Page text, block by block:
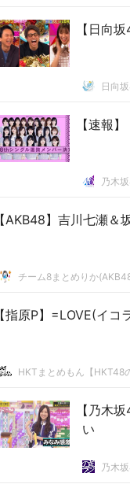
【日向
日向
【速報
乃木
【AKB48】吉川七瀬＆
チーム8まとめりか
【指原P】=LOVE(イ
HKTまとめもん【HKT48
【乃木
い
乃木